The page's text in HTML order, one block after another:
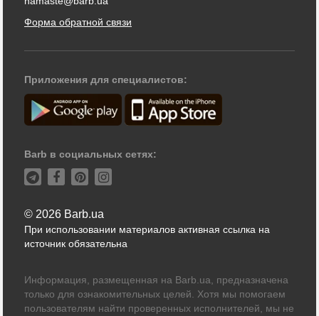
Форма обратной связи
Приложения для специалистов:
Barb в социальных сетях:
© 2026 Barb.ua
При использовании материалов активная ссылка на
источник обязательна
Информация, размещенная на Barb.ua, предназначена
только для ознакомительных целей. Хотя мы помогаем
пользователям найти проверенных исполнителей, мы не